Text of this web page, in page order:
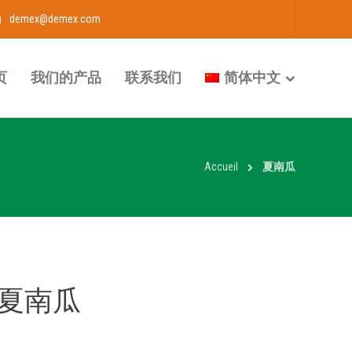
demex@demex.com
我们的产品 联系我们 简体中文
Accueil 夏南瓜
南瓜